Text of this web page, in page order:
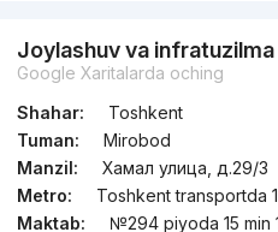
Joylashuv va infratuzilma
Google Xaritalarda oching
Shahar:
Toshkent
Tuman:
Mirobod
Manzil:
Хамал улица, д.29/3
Metro:
Toshkent transportda
Maktab:
№294 piyoda 15 min